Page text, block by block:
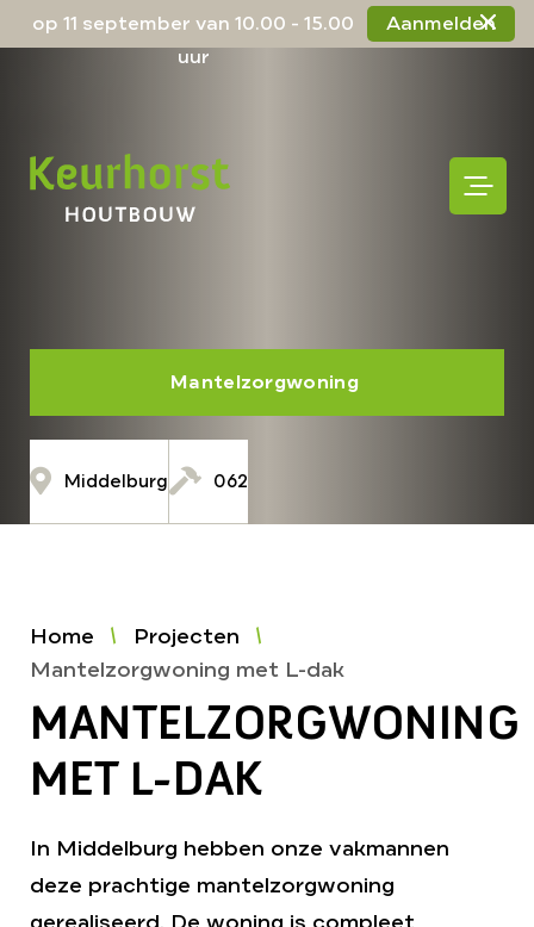
op 11 september van 10.00 - 15.00
uur
Aanmelden
Mantelzorgwoning
Middelburg 062
Home
Projecten
Mantelzorgwoning met L-dak
MANTELZORGWONING
MET L-DAK
In Middelburg hebben onze vakmannen
deze prachtige mantelzorgwoning